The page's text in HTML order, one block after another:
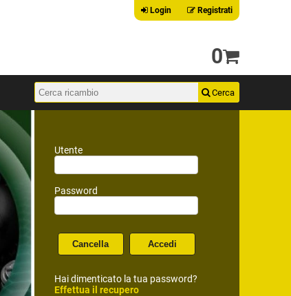
Login Registrati
0
Utente
Password
Hai dimenticato la tua password?
Effettua il recupero